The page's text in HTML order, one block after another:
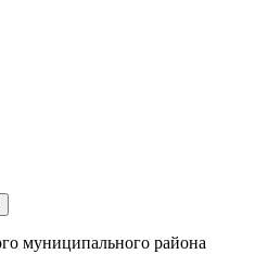
муниципального района